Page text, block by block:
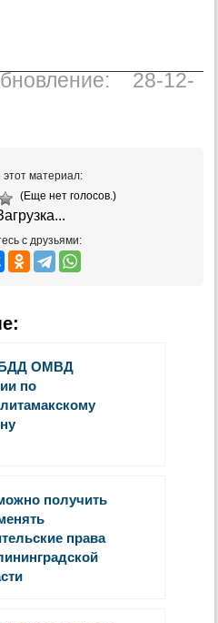
28-12-
материал:
(Еще нет голосов.)
с друзьями:
ОМВД
по
получить
права